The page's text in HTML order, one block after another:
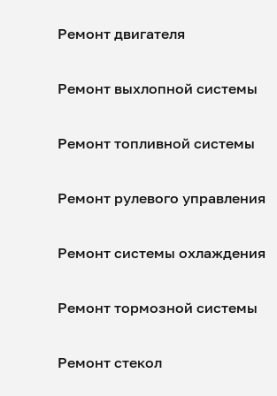
Ремонт двигателя
Ремонт выхлопной системы
Ремонт топливной системы
Ремонт рулевого управления
Ремонт системы охлаждения
Ремонт тормозной системы
Ремонт стекол